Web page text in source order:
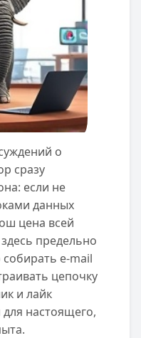
о
сразу
если не
данных
цена всей
предельно
e-mail
цепочку
и лайк
настоящего,